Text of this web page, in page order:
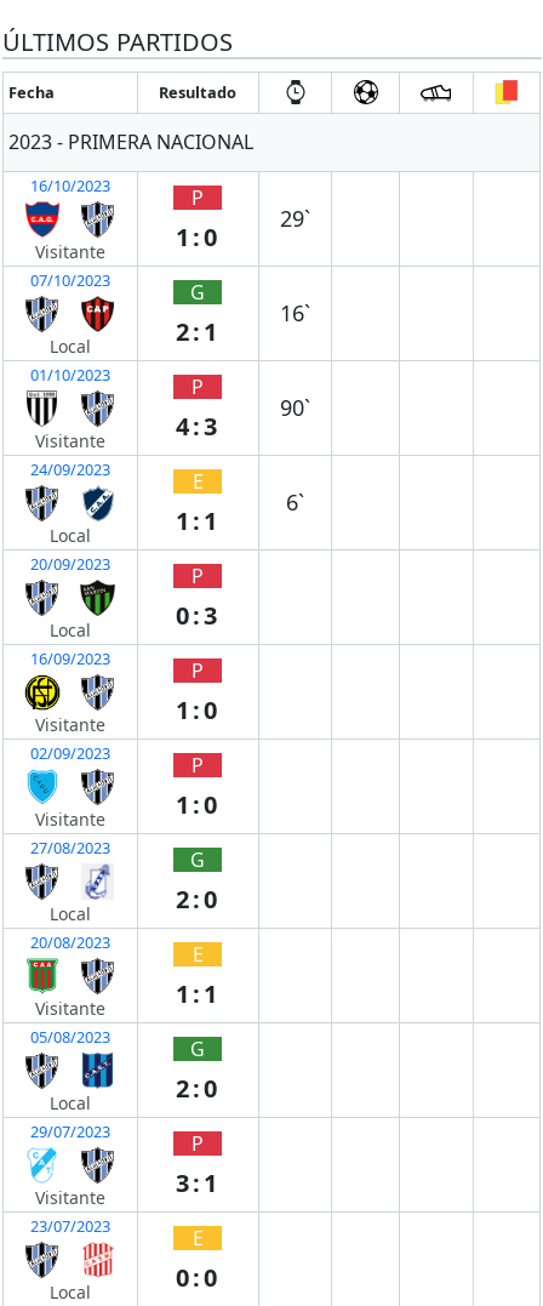
ÚLTIMOS PARTIDOS
Fecha Resultado
2023 - PRIMERA NACIONAL
16/10/2023
Visitante
P
1:0
29`
07/10/2023
Local
G
2:1
16`
01/10/2023
Visitante
P
4:3
90`
24/09/2023
Local
E
1:1
6`
20/09/2023
Local
P
0:3
16/09/2023
Visitante
P
1:0
02/09/2023
Visitante
P
1:0
27/08/2023
Local
G
2:0
20/08/2023
Visitante
E
1:1
05/08/2023
Local
G
2:0
29/07/2023
Visitante
P
3:1
23/07/2023
Local
E
0:0